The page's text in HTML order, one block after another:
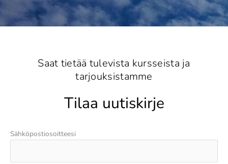
Saat tietää tulevista kursseista ja
tarjouksistamme
Tilaa uutiskirje
Sähköpostiosoitteesi